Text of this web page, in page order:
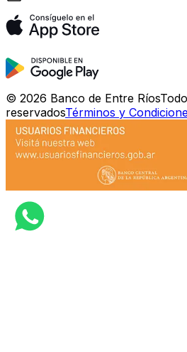
© 2026 Banco de Entre Ríos
reservadosTérminos y